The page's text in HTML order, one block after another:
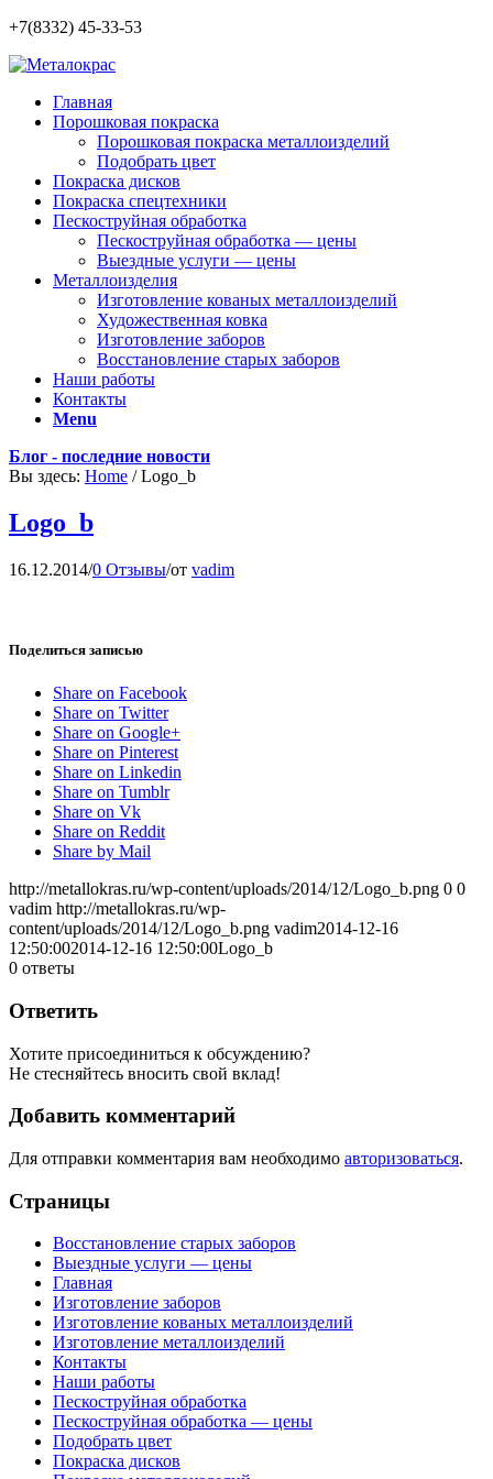
+7(8332) 45-33-53
Главная
Порошковая покраска
Порошковая покраска металлоизделий
Подобрать цвет
Покраска дисков
Покраска спецтехники
Пескоструйная обработка
Пескоструйная обработка — цены
Выездные услуги — цены
Металлоизделия
Изготовление кованых металлоизделий
Художественная ковка
Изготовление заборов
Восстановление старых заборов
Наши работы
Контакты
Menu
Блог - последние новости
Вы здесь: Home / Logo_b
Logo_b
16.12.2014/0 Отзывы/от vadim
Поделиться записью
Share on Facebook
Share on Twitter
Share on Google+
Share on Pinterest
Share on Linkedin
Share on Tumblr
Share on Vk
Share on Reddit
Share by Mail
http://metallokras.ru/wp-content/uploads/2014/12/Logo_b.png 0 0
vadim http://metallokras.ru/wp-
content/uploads/2014/12/Logo_b.png vadim2014-12-16
12:50:002014-12-16 12:50:00Logo_b
0 ответы
Ответить
Хотите присоединиться к обсуждению?
Не стесняйтесь вносить свой вклад!
Добавить комментарий
Для отправки комментария вам необходимо авторизоваться.
Страницы
Восстановление старых заборов
Выездные услуги — цены
Главная
Изготовление заборов
Изготовление кованых металлоизделий
Изготовление металлоизделий
Контакты
Наши работы
Пескоструйная обработка
Пескоструйная обработка — цены
Подобрать цвет
Покраска дисков